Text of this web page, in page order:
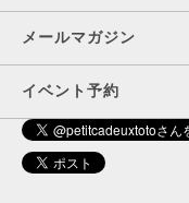
メールマガジン
イベント予約